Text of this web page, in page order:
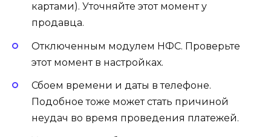
картами). Уточняйте этот момент у
продавца.
Отключенным модулем НФС. Проверьте
этот момент в настройках.
Сбоем времени и даты в телефоне.
Подобное тоже может стать причиной
неудач во время проведения платежей.